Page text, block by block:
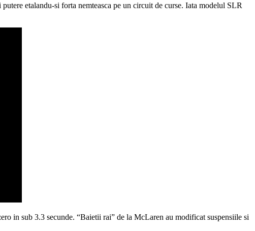
etalandu-si forta nemteasca pe un circuit de curse. Iata modelul SLR
in sub 3.3 secunde. “Baietii rai” de la McLaren au modificat suspensiile si